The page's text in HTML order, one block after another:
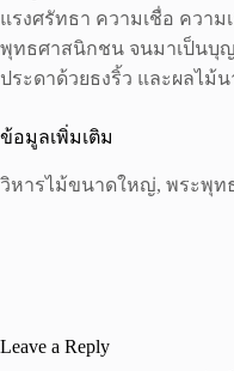
แรงศรัทธา ความเชื่อ ควา
พุทธศาสนิกชน จนมาเป็นบุ
ประดาด้วยธงริ้ว และผลไม้
ข้อมูลเพิ่มเติม
วิหารไม้ขนาดใหญ่, พระพุท
Leave a Reply